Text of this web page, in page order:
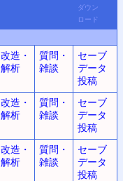
ダウン
ロード
改造・
解析
質問・
雑談
セーブ
データ
投稿
改造・
解析
質問・
雑談
セーブ
データ
投稿
改造・
解析
質問・
雑談
セーブ
データ
投稿